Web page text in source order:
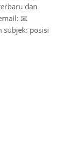
dan
📧
subjek: posisi